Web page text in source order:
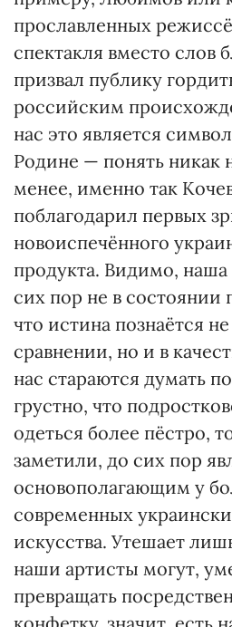
прославленных
спектакля вместо слов
призвал публику
российским
нас это является
Родине — понять никак
менее, именно так
поблагодарил первых
новоиспечённого
продукта. Видимо, наша
сих пор не в состоянии
что истина познаётся
сравнении, но и в
нас стараются думать
грустно, что
одеться более пёстро,
заметили, до сих пор
основополагающим у
современных
искусства. Утешает
наши артисты могут,
превращать